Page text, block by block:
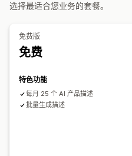
搜索引擎优化 (SEO)
选择最适合您业务的套餐。
免费版
免费
特色功能
每月 25 个 AI 产品描述
批量生成描述